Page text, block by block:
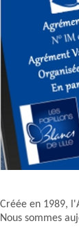
Créée en 1989,
Nous sommes